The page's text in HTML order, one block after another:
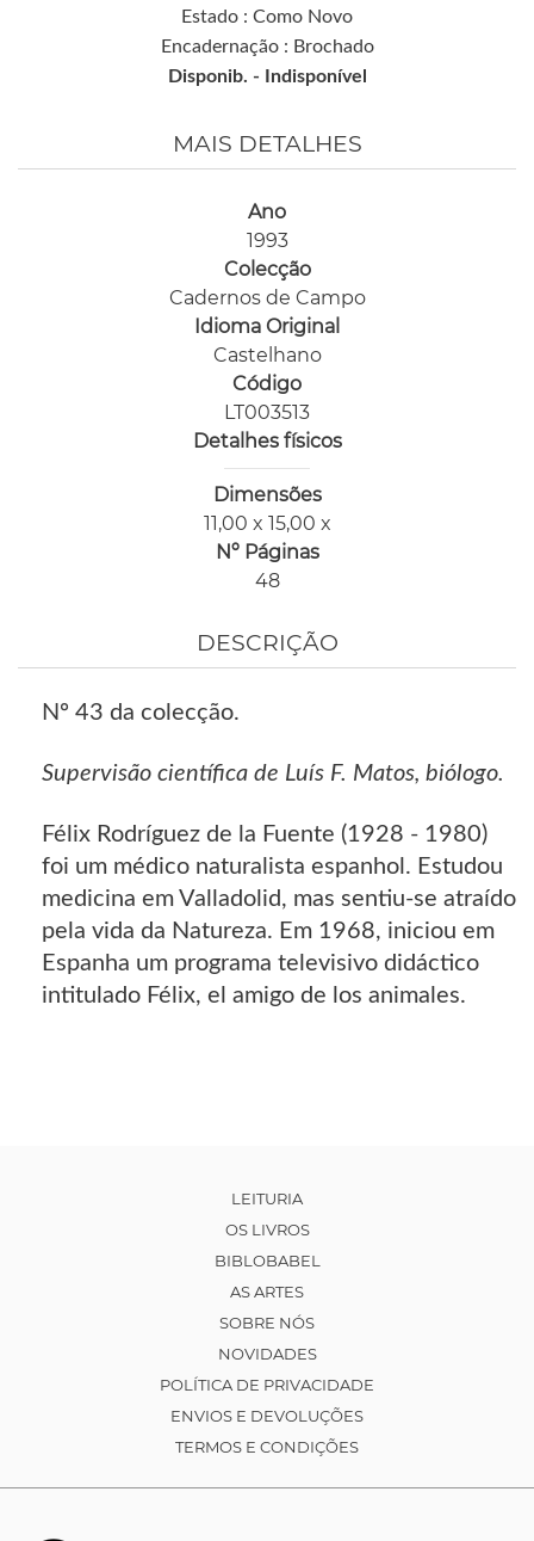
Estado : Como Novo
Encadernação : Brochado
Disponib. - Indisponível
MAIS DETALHES
Ano
1993
Colecção
Cadernos de Campo
Idioma Original
Castelhano
Código
LT003513
Detalhes físicos
Dimensões
11,00 x 15,00 x
Nº Páginas
48
DESCRIÇÃO
Nº 43 da colecção.
Supervisão científica de Luís F. Matos, biólogo.
Félix Rodríguez de la Fuente (1928 - 1980)
foi um médico naturalista espanhol. Estudou
medicina em Valladolid, mas sentiu-se atraído
pela vida da Natureza. Em 1968, iniciou em
Espanha um programa televisivo didáctico
intitulado Félix, el amigo de los animales.
LEITURIA
OS LIVROS
BIBLOBABEL
AS ARTES
SOBRE NÓS
NOVIDADES
POLÍTICA DE PRIVACIDADE
ENVIOS E DEVOLUÇÕES
TERMOS E CONDIÇÕES